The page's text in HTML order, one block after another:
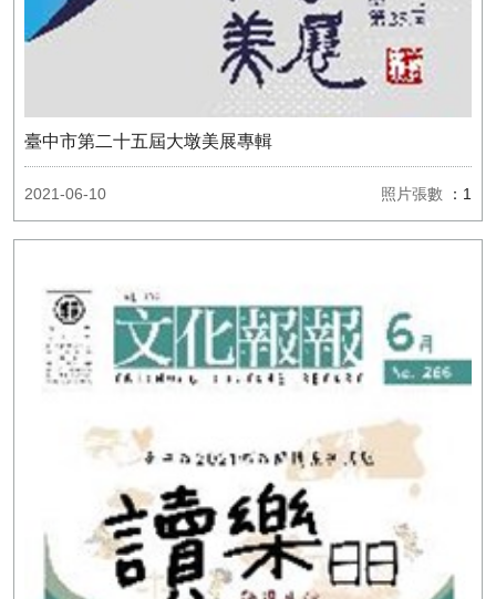
臺中市第二十五屆大墩美展專輯
2021-06-10 照片張數 ：1